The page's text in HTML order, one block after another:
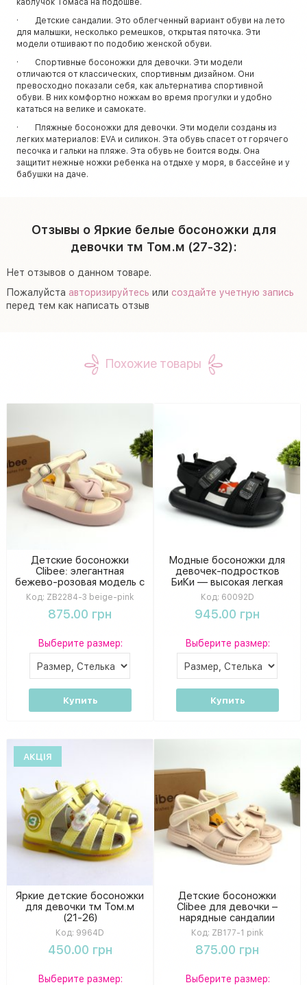
· Детские сандалии. Это облегченный вариант обуви на лето
для малышки, несколько ремешков, открытая пяточка. Эти
модели отшивают по подобию женской обуви.
· Спортивные босоножки для девочки. Эти модели
отличаются от классических, спортивным дизайном. Они
превосходно показали себя, как альтернатива спортивной
обуви. В них комфортно ножкам во время прогулки и удобно
кататься на велике и самокате.
· Пляжные босоножки для девочки. Эти модели созданы из
легких материалов: EVA и силикон. Эта обувь спасет от горячего
песочка и гальки на пляже. Эта обувь не боится воды. Она
защитит нежные ножки ребенка на отдыхе у моря, в бассейне и у
бабушки на даче.
Отзывы о Яркие белые босоножки для
девочки тм Том.м (27-32):
Нет отзывов о данном товаре.
Пожалуйста авторизируйтесь или создайте учетную запись
перед тем как написать отзыв
Похожие товары
Детские босоножки
Clibee: элегантная
бежево-розовая модель с
декором в виде бантика
Код: ZB2284-3 beige-pink
875.00 грн
Выберите размер:
Купить
Модные босоножки для
девочек-подростков
БиКи — высокая легкая
подошва на лето
Код: 60092D
945.00 грн
Выберите размер:
Купить
АКЦІЯ
Яркие детские босоножки
для девочки тм Том.м
(21-26)
Код: 9964D
450.00 грн
Выберите размер:
Детские босоножки
Clibee для девочки –
нарядные сандалии
пудрового цвета с
бантом.
Код: ZB177-1 pink
875.00 грн
Выберите размер: